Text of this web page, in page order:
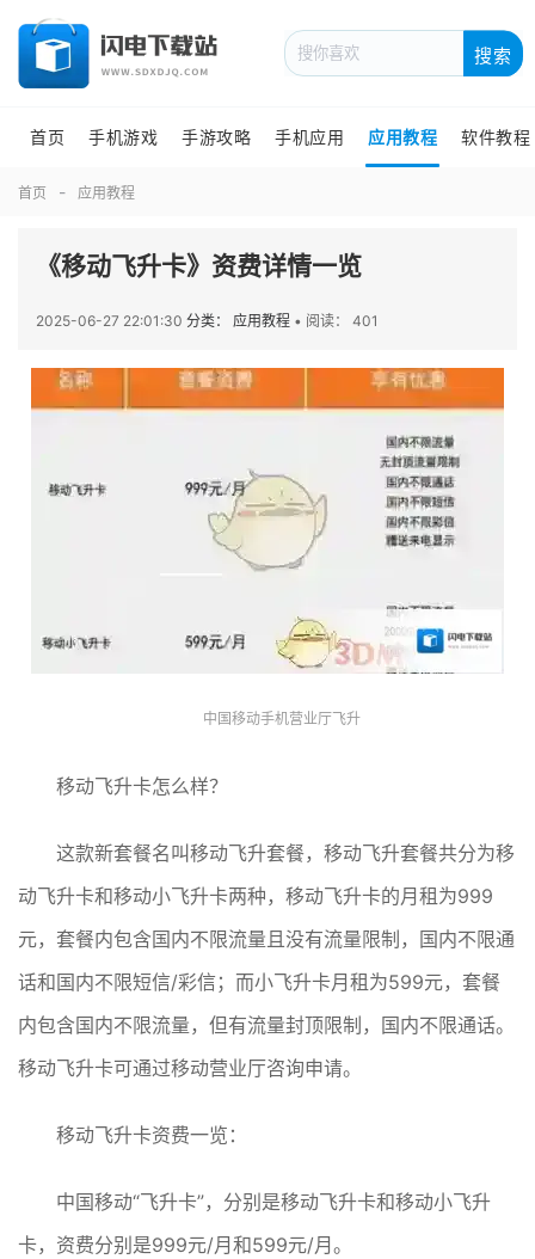
搜索
首页 手机游戏 手游攻略 手机应用 应用教程 软件教程
首页 应用教程
《移动飞升卡》资费详情一览
2025-06-27 22:01:30 分类： 应用教程 • 阅读： 401
中国移动手机营业厅飞升
移动飞升卡怎么样？
这款新套餐名叫移动飞升套餐，移动飞升套餐共分为移
动飞升卡和移动小飞升卡两种，移动飞升卡的月租为999
元，套餐内包含国内不限流量且没有流量限制，国内不限通
话和国内不限短信/彩信；而小飞升卡月租为599元，套餐
内包含国内不限流量，但有流量封顶限制，国内不限通话。
移动飞升卡可通过移动营业厅咨询申请。
移动飞升卡资费一览：
中国移动“飞升卡”，分别是移动飞升卡和移动小飞升
卡，资费分别是999元/月和599元/月。